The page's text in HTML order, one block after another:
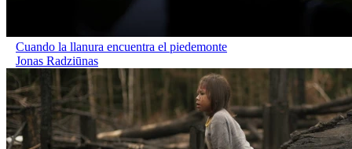
Cuando la llanura encuentra el piedemonte
Jonas Radziūnas